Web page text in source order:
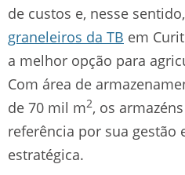
de custos e, nesse
graneleiros da TB em
a melhor opção para
Com área de
de 70 mil m2, os
referência por sua gestão
estratégica.